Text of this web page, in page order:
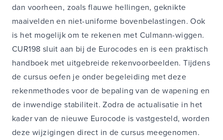
dan voorheen, zoals flauwe hellingen, geknikte
maaivelden en niet-uniforme bovenbelastingen. Ook
is het mogelijk om te rekenen met Culmann-wiggen.
CUR198 sluit aan bij de Eurocodes en is een praktisch
handboek met uitgebreide rekenvoorbeelden. Tijdens
de cursus oefen je onder begeleiding met deze
rekenmethodes voor de bepaling van de wapening en
de inwendige stabiliteit. Zodra de actualisatie in het
kader van de nieuwe Eurocode is vastgesteld, worden
deze wijzigingen direct in de cursus meegenomen.